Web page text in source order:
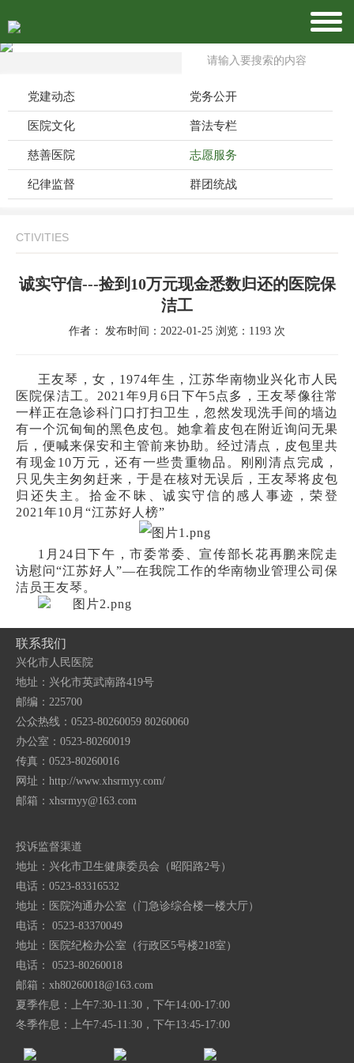
党建动态 党务公开
医院文化 普法专栏
慈善医院 志愿服务
纪律监督 群团统战
CTIVITIES
诚实守信---捡到10万元现金悉数归还的医院保
洁工
作者： 发布时间：2022-01-25 浏览：1193 次
王友琴，女， 1974年生，江苏华南物业兴化市 人民
医院保洁工。 2021年9月6日下午5点多，王友琴像往常
一样正在急诊科门口打扫卫生，忽然发现洗手间的墙边
有一个沉甸甸的黑色皮包。她拿着皮包在附近询问无果
后，便喊来保安和主管前来协助。经过清点，皮包里共
有现金10万元，还有一些贵重物品。刚刚清点完成，
只见失主匆匆赶来，于是在核对无误后，王友琴将皮包
归还失主。拾金不昧、诚实守信的感人事迹，荣登
2021年10月“江苏好人榜”
1月24日下午，市委常委、宣传部长花再鹏来院走
访慰问“江苏好人”—在我院工作的华南物业管理公司保
洁员王友琴。
联系我们
兴化市人民医院
地址：兴化市英武南路419号
邮编：225700
公众热线：0523-80260059 80260060
办公室：0523-80260019
传真：0523-80260016
网址：http://www.xhsrmyy.com/
邮箱： xhsrmyy@163.com
投诉监督渠道
地址：兴化市卫生健康委员会（昭阳路2号）
电话：0523-83316532
地址：医院沟通办公室（门急诊综合楼一楼大厅）
电话： 0523-83370049
地址：医院纪检办公室（行政区5号楼218室）
电话： 0523-80260018
邮箱： xh80260018@163.com
夏季作息：上午7:30-11:30，下午14:00-17:00
冬季作息：上午7:45-11:30，下午13:45-17:00